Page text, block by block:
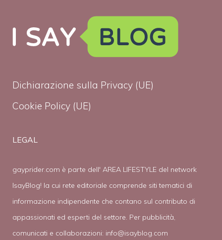
Dichiarazione sulla Privacy (UE)
Cookie Policy (UE)
LEGAL
gayprider.com è parte dell' AREA LIFESTYLE del network
IsayBlog! la cui rete editoriale comprende siti tematici di
informazione indipendente che contano sul contributo di
appassionati ed esperti del settore. Per pubblicità,
comunicati e collaborazioni: info@isayblog.com